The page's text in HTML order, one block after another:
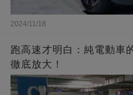
2024/11/18
跑高速才明白：純電動車
徹底放大！